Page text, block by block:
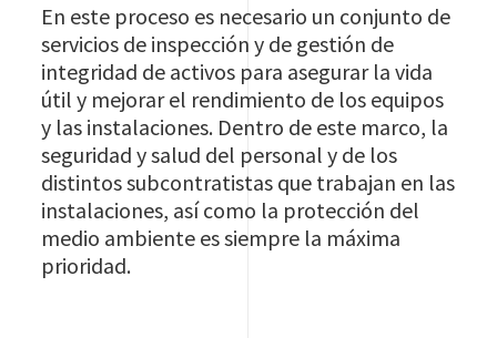
En este proceso es necesario un conjunto de
servicios de inspección y de gestión de
integridad de activos para asegurar la vida
útil y mejorar el rendimiento de los equipos
y las instalaciones. Dentro de este marco, la
seguridad y salud del personal y de los
distintos subcontratistas que trabajan en las
instalaciones, así como la protección del
medio ambiente es siempre la máxima
prioridad.